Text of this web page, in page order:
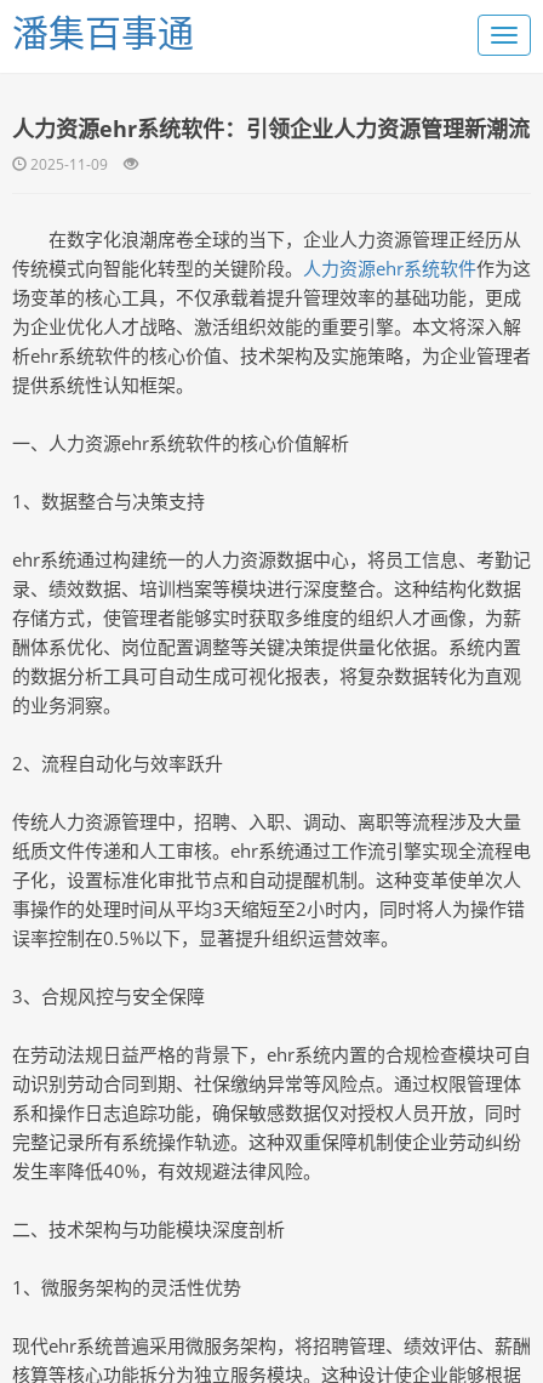
潘集百事通
人力资源ehr系统软件：引领企业人力资源管理新潮流
2025-11-09
在数字化浪潮席卷全球的当下，企业人力资源管理正经历从
传统模式向智能化转型的关键阶段。 人力资源ehr系统软件作为这
场变革的核心工具，不仅承载着提升管理效率的基础功能，更成
为企业优化人才战略、激活组织效能的重要引擎。本文将深入解
析ehr系统软件的核心价值、技术架构及实施策略，为企业管理者
提供系统性认知框架。
一、人力资源ehr系统软件的核心价值解析
1、数据整合与决策支持
ehr系统通过构建统一的人力资源数据中心，将员工信息、考勤记
录、绩效数据、培训档案等模块进行深度整合。这种结构化数据
存储方式，使管理者能够实时获取多维度的组织人才画像，为薪
酬体系优化、岗位配置调整等关键决策提供量化依据。系统内置
的数据分析工具可自动生成可视化报表，将复杂数据转化为直观
的业务洞察。
2、流程自动化与效率跃升
传统人力资源管理中，招聘、入职、调动、离职等流程涉及大量
纸质文件传递和人工审核。ehr系统通过工作流引擎实现全流程电
子化，设置标准化审批节点和自动提醒机制。这种变革使单次人
事操作的处理时间从平均3天缩短至2小时内，同时将人为操作错
误率控制在0.5%以下，显著提升组织运营效率。
3、合规风控与安全保障
在劳动法规日益严格的背景下，ehr系统内置的合规检查模块可自
动识别劳动合同到期、社保缴纳异常等风险点。通过权限管理体
系和操作日志追踪功能，确保敏感数据仅对授权人员开放，同时
完整记录所有系统操作轨迹。这种双重保障机制使企业劳动纠纷
发生率降低40%，有效规避法律风险。
二、技术架构与功能模块深度剖析
1、微服务架构的灵活性优势
现代ehr系统普遍采用微服务架构，将招聘管理、绩效评估、薪酬
核算等核心功能拆分为独立服务模块。这种设计使企业能够根据